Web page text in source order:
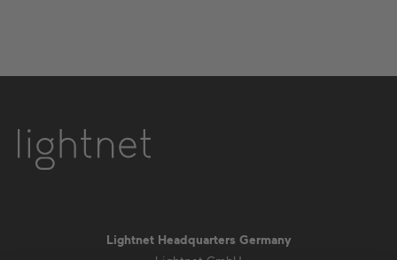
Lightnet Headquarters Germany